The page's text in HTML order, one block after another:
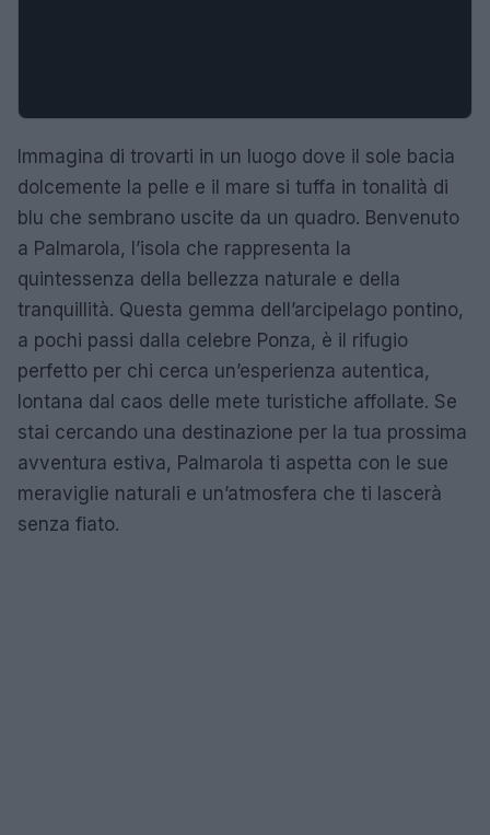
Immagina di trovarti in un luogo dove il sole bacia
dolcemente la pelle e il mare si tuffa in tonalità di
blu che sembrano uscite da un quadro. Benvenuto
a Palmarola, l’isola che rappresenta la
quintessenza della bellezza naturale e della
tranquillità. Questa gemma dell’arcipelago pontino,
a pochi passi dalla celebre Ponza, è il rifugio
perfetto per chi cerca un’esperienza autentica,
lontana dal caos delle mete turistiche affollate. Se
stai cercando una destinazione per la tua prossima
avventura estiva, Palmarola ti aspetta con le sue
meraviglie naturali e un’atmosfera che ti lascerà
senza fiato.